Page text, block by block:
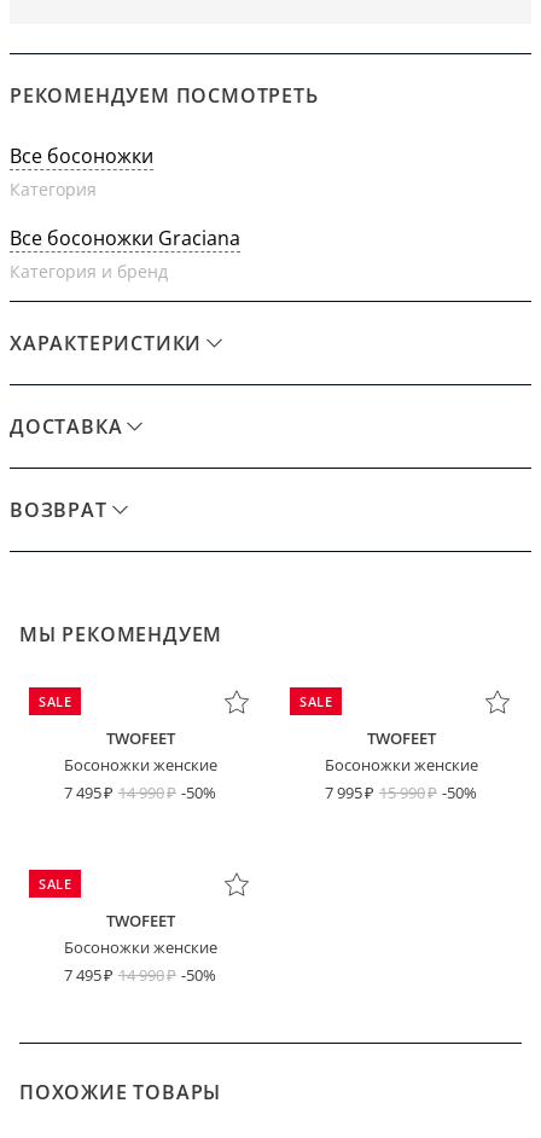
РЕКОМЕНДУЕМ ПОСМОТРЕТЬ
Все босоножки
Категория
Все босоножки Graciana
Категория и бренд
ХАРАКТЕРИСТИКИ
ДОСТАВКА
ВОЗВРАТ
МЫ РЕКОМЕНДУЕМ
SALE
TWOFEET
Босоножки женские
7 495
14 990 -50%
SALE
TWOFEET
Босоножки женские
7 995
15 990 -50%
SALE
TWOFEET
Босоножки женские
7 495
14 990 -50%
ПОХОЖИЕ ТОВАРЫ